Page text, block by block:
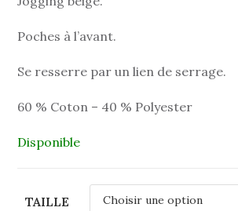
Poches à l’avant.
Se resserre par un lien de serrage.
60 % Coton – 40 % Polyester
Disponible
TAILLE